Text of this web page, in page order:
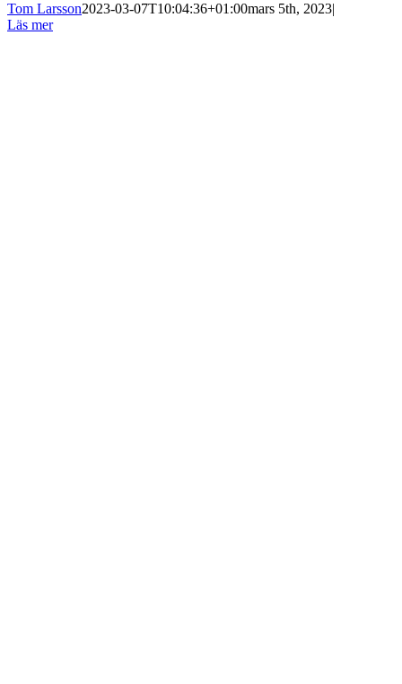
Tom Larsson2023-03-07T10:04:36+01:00mars 5th, 2023|
Läs mer